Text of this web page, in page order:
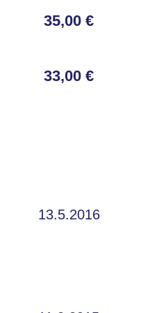
35,00 €
33,00 €
13.5.2016